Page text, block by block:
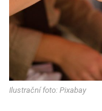
Ilustrační foto: Pixabay